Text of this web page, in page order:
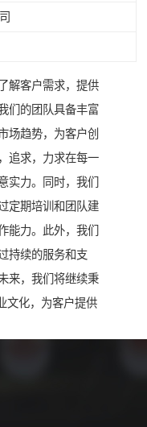
解客户需求，提供
们的团队具备丰富
场趋势，为客户创
追求，力求在每一
实力。同时，我们
定期培训和团队建
能力。此外，我们
持续的服务和支
来，我们将继续秉
文化，为客户提供